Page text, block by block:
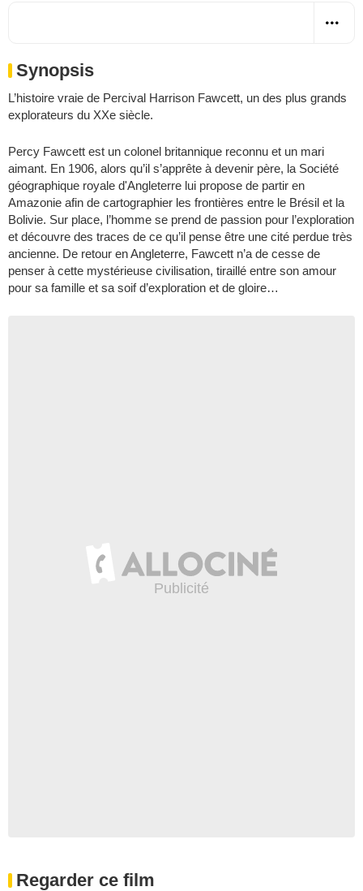
Synopsis
L’histoire vraie de Percival Harrison Fawcett, un des plus grands
explorateurs du XXe siècle.
Percy Fawcett est un colonel britannique reconnu et un mari
aimant. En 1906, alors qu’il s’apprête à devenir père, la Société
géographique royale d'Angleterre lui propose de partir en
Amazonie afin de cartographier les frontières entre le Brésil et la
Bolivie. Sur place, l’homme se prend de passion pour l’exploration
et découvre des traces de ce qu’il pense être une cité perdue très
ancienne. De retour en Angleterre, Fawcett n’a de cesse de
penser à cette mystérieuse civilisation, tiraillé entre son amour
pour sa famille et sa soif d’exploration et de gloire…
Regarder ce film